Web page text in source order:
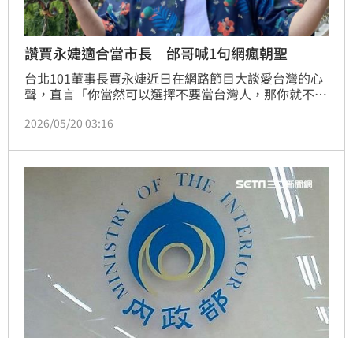
讚賈永婕適合當市長 邰哥喊1句網瘋朝聖
台北101董事長賈永婕近日在網路節目大談愛台灣的心
聲，直言「你當然可以選擇不要當台灣人，那你就不要
起大批網友關注的是，邰智源在節目中說出一句，「不
讓不少人認為似乎是在暗酸政治人物，忍不住直呼「一
次酸爆兩個貪污犯！」
2026/05/20 03:16